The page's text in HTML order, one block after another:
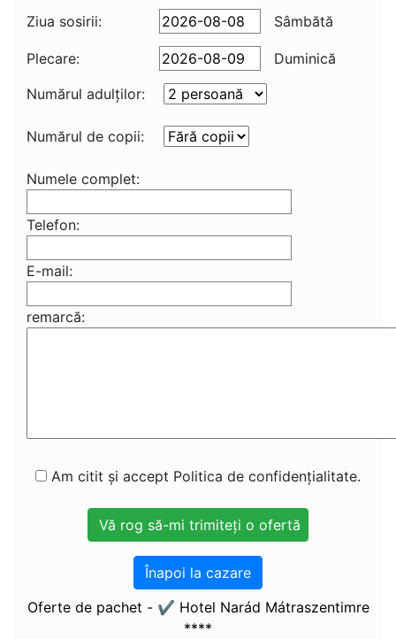
Ziua sosirii: Sâmbătă
Plecare:
Duminică
Numărul adulţilor:
Numărul de copii:
Numele complet:
Telefon:
E-mail:
remarcă:
Am citit și accept Politica de confidențialitate.
Înapoi la cazare
Oferte de pachet - ✔️ Hotel Narád Mátraszentimre
****